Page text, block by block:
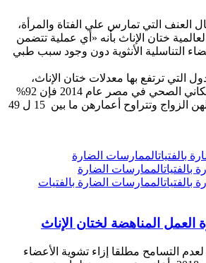
العنف التي تمارس علي الفتاة والمرأة،
ختان الإناث بأنه «أي عملية تتضمن
التناسلية الأنثوية دون وجود سبب طبي
التي ترتفع بها معدلات ختان الإناث،
فوفقاً لنتائج المسح السكاني الصحي في مصر عام 2014 فإن 92%
من النساء اللاتي سبق لهن الزواج وتتراوح أعمارهن ما بين 15 ل 49
بالفتياتالممارسات الضارة
بالفتياتالممارسات الضارة
بالفتياتالممارسات الضارة بالفتيات
المناهضة لختان الإناث
لعدم التسامح مطلقا إزاء تشوية الأعضاء